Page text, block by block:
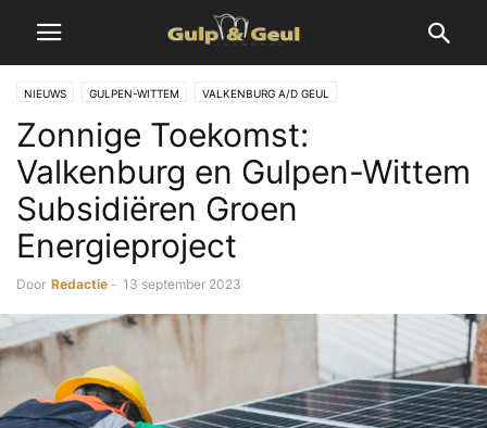
NIEUWS GULPEN-WITTEM VALKENBURG A/D GEUL
Zonnige Toekomst:
Valkenburg en Gulpen-Wittem
Subsidiëren Groen
Energieproject
Door Redactie - 13 september 2023